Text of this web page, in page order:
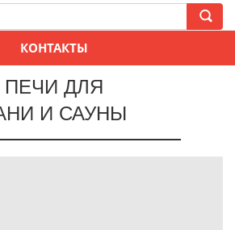
КОНТАКТЫ
ПЕЧИ ДЛЯ
И САУНЫ